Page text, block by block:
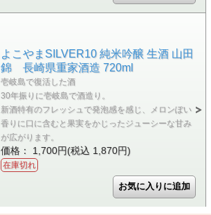
よこやまSILVER10 純米吟醸 生酒 山田
錦 長崎県重家酒造 720ml
壱岐島で復活した酒
30年振りに壱岐島で酒造り。
新酒特有のフレッシュで発泡感を感じ、メロンぽい
香りに口に含むと果実をかじったジューシーな甘み
が広がります。
価格： 1,700円(税込 1,870円)
在庫切れ